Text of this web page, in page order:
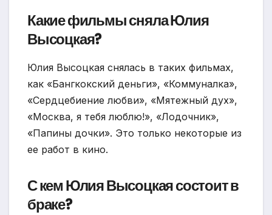
Какие фильмы сняла Юлия
Высоцкая?
Юлия Высоцкая снялась в таких фильмах,
как «Бангкокский деньги», «Коммуналка»,
«Сердцебиение любви», «Мятежный дух»,
«Москва, я тебя люблю!», «Лодочник»,
«Папины дочки». Это только некоторые из
ее работ в кино.
С кем Юлия Высоцкая состоит в
браке?